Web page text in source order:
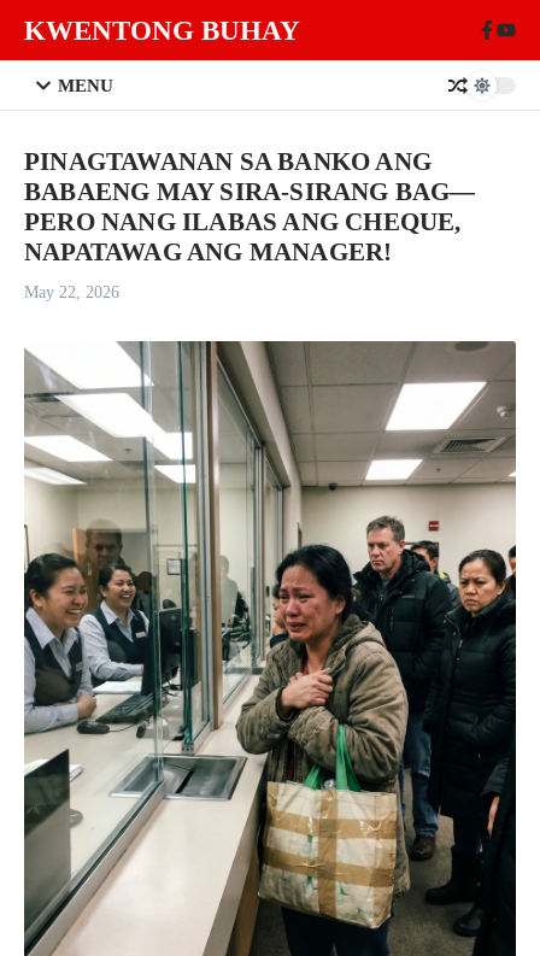
KWENTONG BUHAY
MENU
PINAGTAWANAN SA BANKO ANG
BABAENG MAY SIRA-SIRANG BAG—
PERO NANG ILABAS ANG CHEQUE,
NAPATAWAG ANG MANAGER!
May 22, 2026